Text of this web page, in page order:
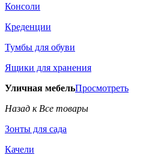
Консоли
Креденции
Тумбы для обуви
Ящики для хранения
Уличная мебельПросмотреть
Назад к Все товары
Зонты для сада
Качели